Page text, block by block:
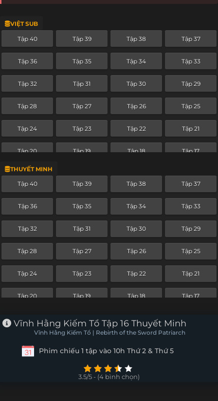
VIỆT SUB
Tập 40 Tập 39 Tập 38 Tập 37
Tập 36 Tập 35 Tập 34 Tập 33
Tập 32 Tập 31 Tập 30 Tập 29
Tập 28 Tập 27 Tập 26 Tập 25
Tập 24 Tập 23 Tập 22 Tập 21
Tập 20 Tập 19 Tập 18 Tập 17
Tập 16
THUYẾT MINH
Tập 40 Tập 39 Tập 38 Tập 37
Tập 36 Tập 35 Tập 34 Tập 33
Tập 32 Tập 31 Tập 30 Tập 29
Tập 28 Tập 27 Tập 26 Tập 25
Tập 24 Tập 23 Tập 22 Tập 21
Tập 20 Tập 19 Tập 18 Tập 17
Tập 16 Tập 15 Tập 14
Tập 7 Tập 6
Vĩnh Hằng Kiếm Tổ Tập 16 Thuyết Minh
Vĩnh Hằng Kiếm Tổ | Rebirth of the Sword Patriarch
Phim chiếu 1 tập vào 10h Thứ 2 & Thứ 5
3.5/5 - (4 bình chọn)